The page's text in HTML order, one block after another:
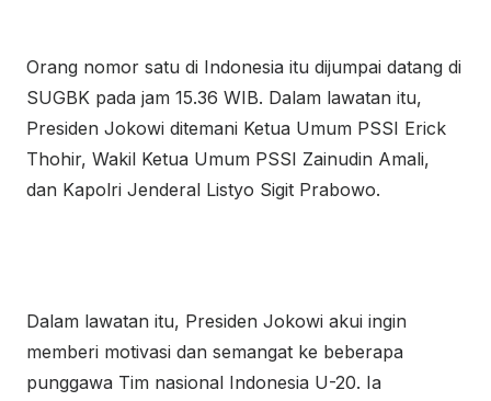
Orang nomor satu di Indonesia itu dijumpai datang di
SUGBK pada jam 15.36 WIB. Dalam lawatan itu,
Presiden Jokowi ditemani Ketua Umum PSSI Erick
Thohir, Wakil Ketua Umum PSSI Zainudin Amali,
dan Kapolri Jenderal Listyo Sigit Prabowo.
Dalam lawatan itu, Presiden Jokowi akui ingin
memberi motivasi dan semangat ke beberapa
punggawa Tim nasional Indonesia U-20. Ia